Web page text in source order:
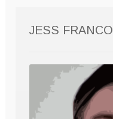
JESS FRANCO